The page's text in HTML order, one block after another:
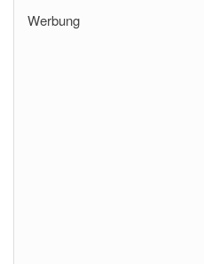
Werbung